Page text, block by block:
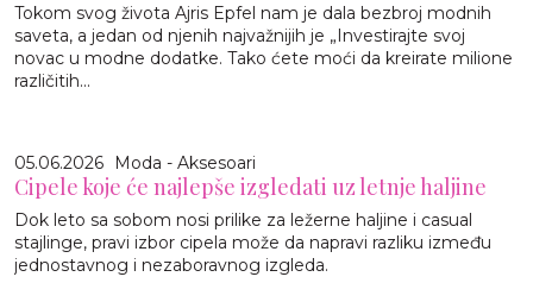
Tokom svog života Ajris Epfel nam je dala bezbroj modnih
saveta, a jedan od njenih najvažnijih je „Investirajte svoj
novac u modne dodatke. Tako ćete moći da kreirate milione
različitih...
05.06.2026 Moda - Aksesoari
Cipele koje će najlepše izgledati uz letnje haljine
Dok leto sa sobom nosi prilike za ležerne haljine i casual
stajlinge, pravi izbor cipela može da napravi razliku između
jednostavnog i nezaboravnog izgleda.